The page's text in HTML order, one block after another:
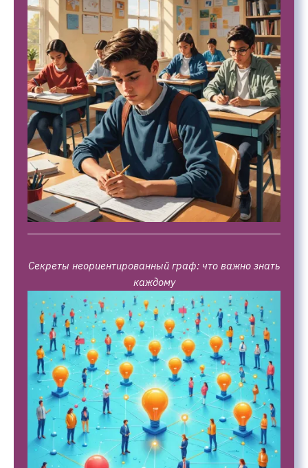
Секреты неориентированный граф: что важно знать
каждому